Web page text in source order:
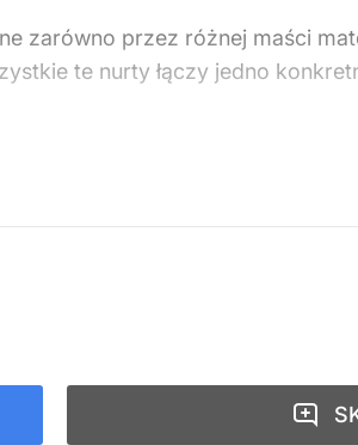
zarówno przez różnej maści
te nurty łączy jedno